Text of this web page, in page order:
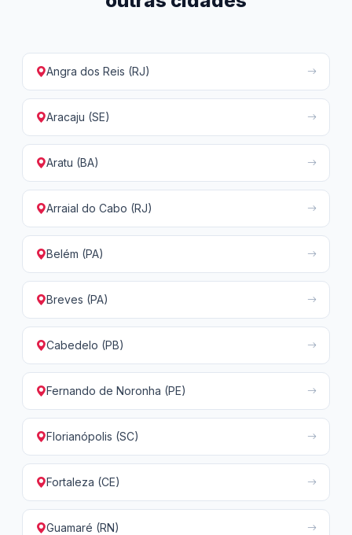
Angra dos Reis (RJ)
Aracaju (SE)
Aratu (BA)
Arraial do Cabo (RJ)
Belém (PA)
Breves (PA)
Cabedelo (PB)
Fernando de Noronha (PE)
Florianópolis (SC)
Fortaleza (CE)
Guamaré (RN)